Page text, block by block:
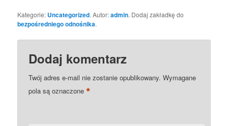
Kategorie: Uncategorized. Autor:admin. Dodaj zakładkę do
bezpośredniego odnośnika.
Dodaj komentarz
Twój adres e-mail nie zostanie opublikowany. Wymagane
pola są oznaczone*